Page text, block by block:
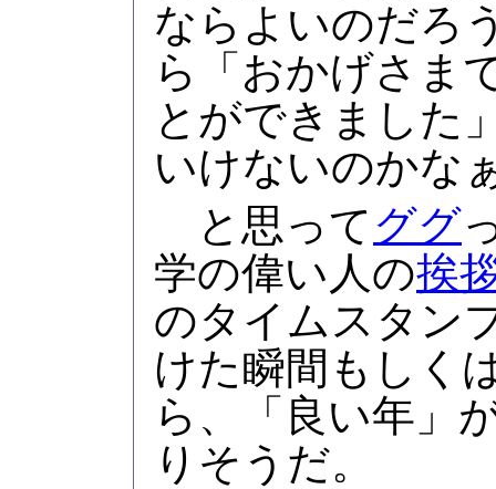
ならよいのだろ
ら「おかげさま
とができました
いけないのかな
と思って ググ
学の偉い人の挨
のタイムスタン
けた瞬間もしく
ら、「良い年」
りそうだ。